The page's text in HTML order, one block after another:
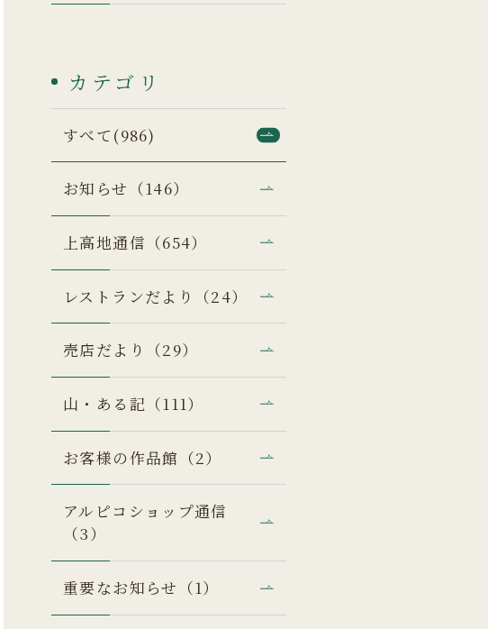
カテゴリ
すべて(986)
お知らせ（146）
上高地通信（654）
レストランだより（24）
売店だより（29）
山・ある記（111）
お客様の作品館（2）
アルピコショップ通信
（3）
重要なお知らせ（1）